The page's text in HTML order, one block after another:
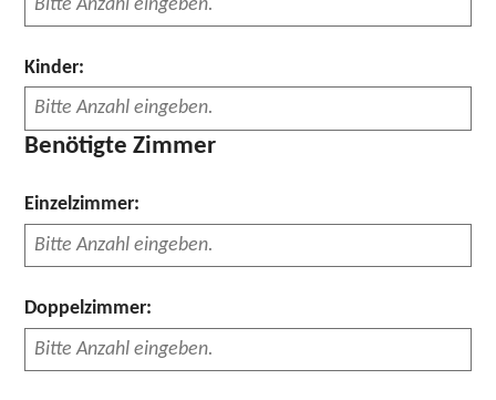
Kinder:
Benötigte Zimmer
Einzelzimmer:
Doppelzimmer: